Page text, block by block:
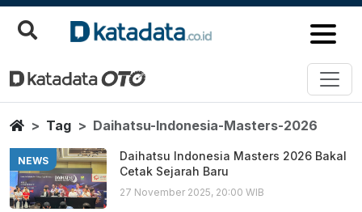
Daihatsu Indonesia Masters
Berita Terbaru
HomeTag Daihatsu-Indonesia-Masters-2026
NEWS
Daihatsu Indonesia Masters 2026 Bakal
Cetak Sejarah Baru
27 November 2025, 20:00 WIB